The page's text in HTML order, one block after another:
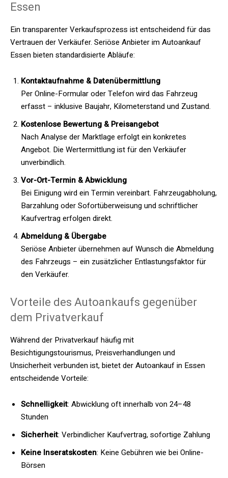
Essen
Ein transparenter Verkaufsprozess ist entscheidend für das
Vertrauen der Verkäufer. Seriöse Anbieter im Autoankauf
Essen bieten standardisierte Abläufe:
Kontaktaufnahme & Datenübermittlung
Per Online-Formular oder Telefon wird das Fahrzeug
erfasst – inklusive Baujahr, Kilometerstand und Zustand.
Kostenlose Bewertung & Preisangebot
Nach Analyse der Marktlage erfolgt ein konkretes
Angebot. Die Wertermittlung ist für den Verkäufer
unverbindlich.
Vor-Ort-Termin & Abwicklung
Bei Einigung wird ein Termin vereinbart. Fahrzeugabholung,
Barzahlung oder Sofortüberweisung und schriftlicher
Kaufvertrag erfolgen direkt.
Abmeldung & Übergabe
Seriöse Anbieter übernehmen auf Wunsch die Abmeldung
des Fahrzeugs – ein zusätzlicher Entlastungsfaktor für
den Verkäufer.
Vorteile des Autoankaufs gegenüber
dem Privatverkauf
Während der Privatverkauf häufig mit
Besichtigungstourismus, Preisverhandlungen und
Unsicherheit verbunden ist, bietet der Autoankauf in Essen
entscheidende Vorteile:
Schnelligkeit: Abwicklung oft innerhalb von 24–48
Stunden
Sicherheit: Verbindlicher Kaufvertrag, sofortige Zahlung
Keine Inseratskosten: Keine Gebühren wie bei Online-
Börsen